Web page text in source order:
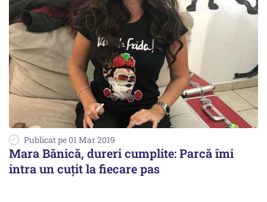
Publicat pe 01 Mar 2019
Mara Bănică, dureri cumplite: Parcă îmi
intra un cuțit la fiecare pas